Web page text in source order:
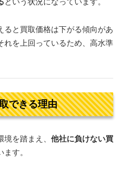
という状況になっています。
ると買取価格は下がる傾向があ
れを上回っているため、高水準
できる理由
を踏まえ、 他社に負けない買
す。